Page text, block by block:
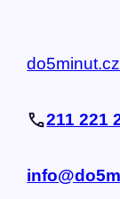
do5minut.cz
211 221